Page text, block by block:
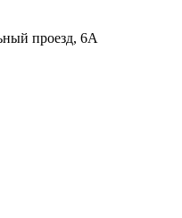
проезд, 6А